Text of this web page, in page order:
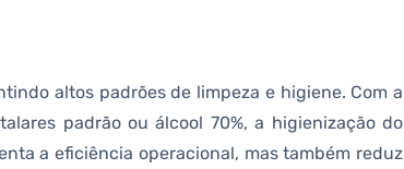
altos padrões de limpeza e higiene. Com a
padrão ou álcool 70%, a higienização do
a eficiência operacional, mas também reduz